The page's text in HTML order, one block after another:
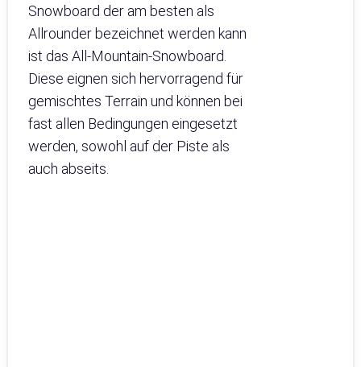
Snowboard der am besten als
Allrounder bezeichnet werden kann
ist das All-Mountain-Snowboard.
Diese eignen sich hervorragend für
gemischtes Terrain und können bei
fast allen Bedingungen eingesetzt
werden, sowohl auf der Piste als
auch abseits.